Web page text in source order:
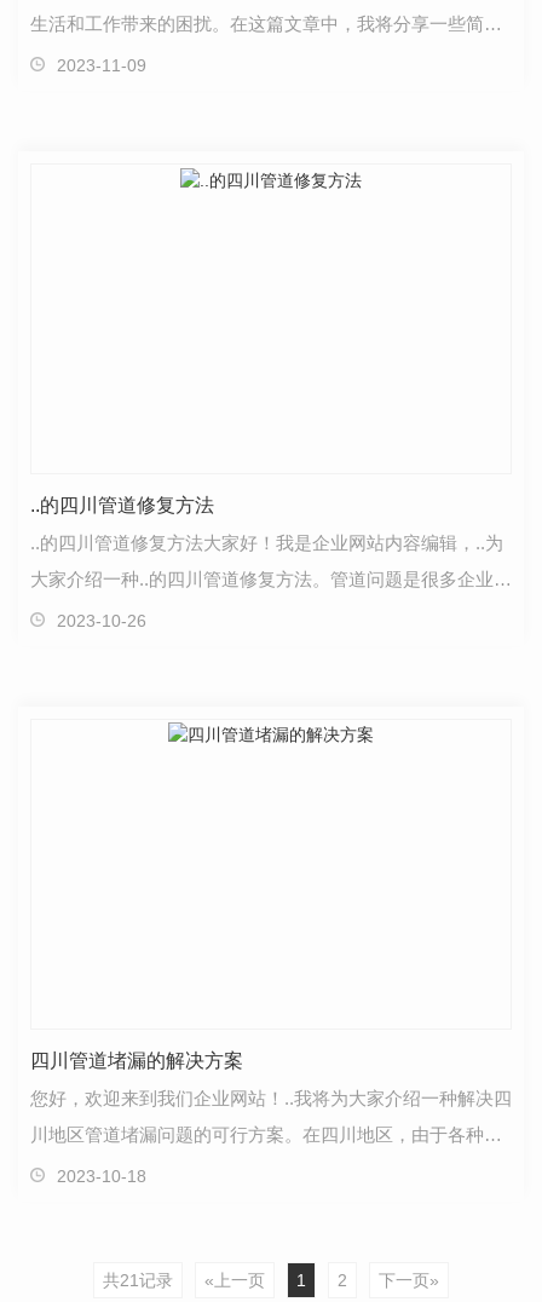
生活和工作带来的困扰。在这篇文章中，我将分享一些简单
但实用的方法，帮助您应对四川地区的管道漏水情况。…
2023-11-09
..的四川管道修复方法
..的四川管道修复方法大家好！我是企业网站内容编辑，..为
大家介绍一种..的四川管道修复方法。管道问题是很多企业和
居民面临的常见挑战之一，它会带来不便和损失。…
2023-10-26
四川管道堵漏的解决方案
您好，欢迎来到我们企业网站！..我将为大家介绍一种解决四
川地区管道堵漏问题的可行方案。在四川地区，由于各种原
因，管道堵漏问题时有发生。针对这一问题，我们公…
2023-10-18
共21记录 «上一页 1 2 下一页»